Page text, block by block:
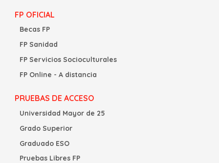
FP OFICIAL
Becas FP
FP Sanidad
FP Servicios Socioculturales
FP Online - A distancia
PRUEBAS DE ACCESO
Universidad Mayor de 25
Grado Superior
Graduado ESO
Pruebas Libres FP